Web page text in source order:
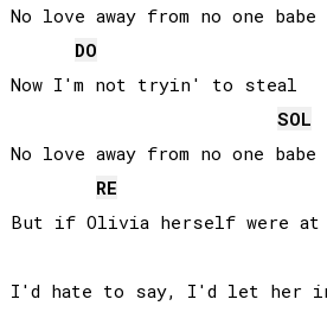
No love away from no one babe
DO
Now I'm not tryin' to steal
SOL
No love away from no one babe
RE
But if Olivia herself were at
I'd hate to say, I'd let her